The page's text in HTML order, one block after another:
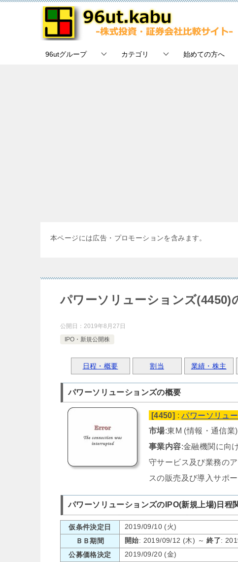
96utグループ カテゴリ 始めての方へ
本ページには広告・プロモーションを含みます。
パワーソリューションズ(4450)
公開日： 2019年8月27日
IPO・新規公開株
日程・概要 割当 業績・株主
パワーソリューションズの概要
[4450] : パワーソリュ
市場:東M (情報・通信業)
事業内容:金融機関に向
守サービス及び業務の
スの販売及び導入サポ
パワーソリューションズのIPO(新規上場)日程
仮条件決定日
2019/09/10 (火)
ＢＢ期間
開始: 2019/09/12 (木) ～終了:
公募価格決定
2019/09/20 (金)